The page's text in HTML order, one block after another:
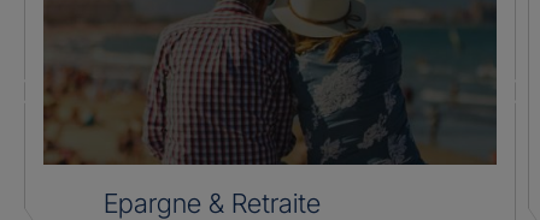
Epargne & Retraite